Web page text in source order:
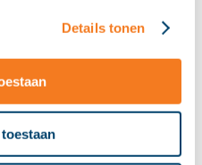
Details tonen
bijvoorbeeld NEXTmatters,
Praclox Othomatic en
en HubSpot. Bekijk het
onze Helder Marketplace.